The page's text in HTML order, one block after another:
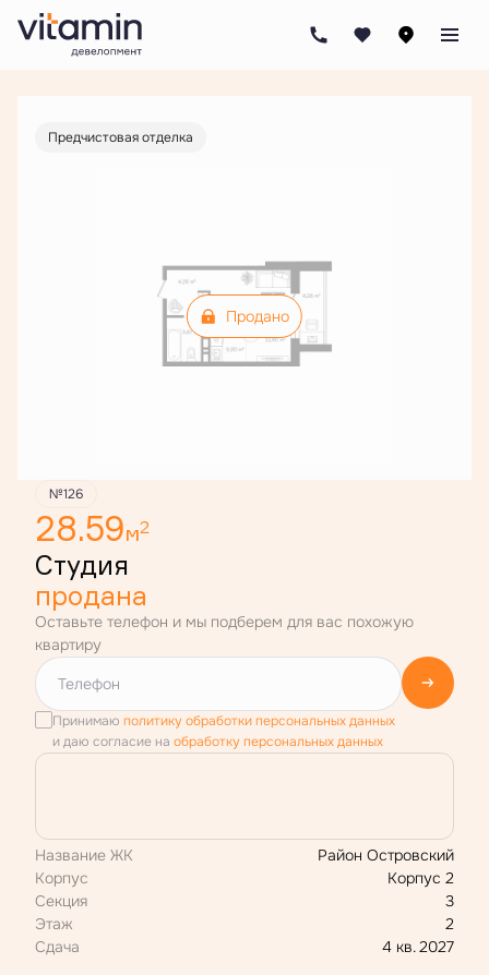
Студия28.59 м
Цена по запросу
от 16 193 руб./мес.
Предчистовая отделка
Продано
№126
28.59м2
Студия
продана
Оставьте телефон и мы подберем для вас похожую
квартиру
Принимаю политику обработки персональных данных
и даю согласие на обработку персональных данных
Название ЖК
Район Островский
Корпус
Корпус 2
Секция
3
Этаж
2
Сдача
4 кв. 2027